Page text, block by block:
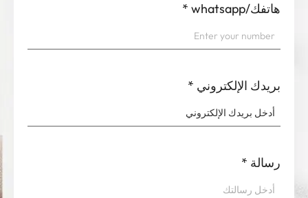
هاتفك/whatsapp *
بريدك الإلكتروني*
رسالة *